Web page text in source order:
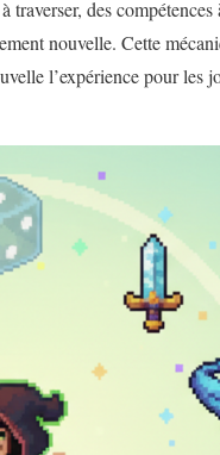
des
nouvelle. Cette
l’expérience pour les